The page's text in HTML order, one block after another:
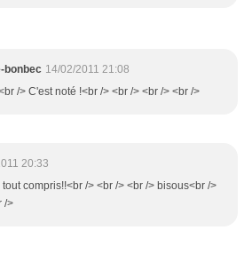
bonbec 14/02/2011 21:08
/> C'est noté !<br /> <br /> <br /> <br />
20:33
compris!!<br /> <br /> <br /> bisous<br />
/>